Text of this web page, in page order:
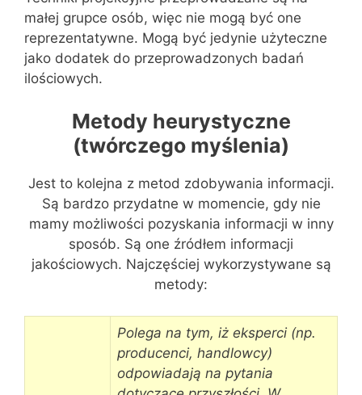
małej grupce osób, więc nie mogą być one
reprezentatywne. Mogą być jedynie użyteczne
jako dodatek do przeprowadzonych badań
ilościowych.
Metody heurystyczne
(twórczego myślenia)
Jest to kolejna z metod zdobywania informacji.
Są bardzo przydatne w momencie, gdy nie
mamy możliwości pozyskania informacji w inny
sposób. Są one źródłem informacji
jakościowych. Najczęściej wykorzystywane są
metody:
Polega na tym, iż eksperci (np.
producenci, handlowcy)
odpowiadają na pytania